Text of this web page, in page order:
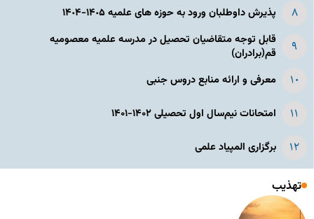
پذیرش داوطلبان ورود به حوزه های علمیه ١۴٠۵-١۴٠۴
قابل توجه متقاضیان تحصیل در مدرسه علمیه معصومیه
قم(برادران)
معرفی و ارائه منابع دروس جنبی
امتحانات نیم‌سال اول تحصیلی ۱۴۰۲-۱۴۰۱
برگزاری المپیاد علمی
تهذیب